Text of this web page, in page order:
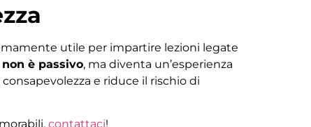
utile per impartire lezioni legate
è passivo, ma diventa un’esperienza
e riduce il rischio di
contattaci!